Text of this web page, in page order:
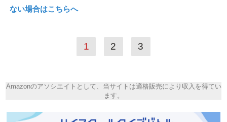
ない場合はこちらへ
1 2 3
Amazonのアソシエイトとして、当サイトは適格販売により収入を得てい
ます。